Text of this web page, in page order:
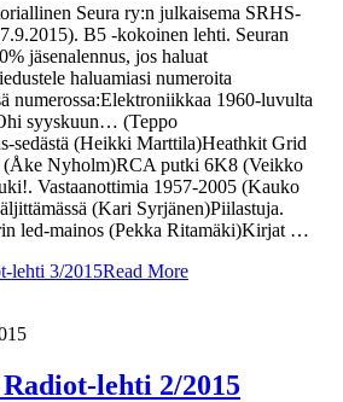
Seura ry:n julkaisema SRHS-
B5 -kokoinen lehti. Seuran
jäsenalennus, jos haluat
haluamiasi numeroita
numerossa:Elektroniikkaa 1960-luvulta
syyskuun… (Teppo
sedästä (Heikki Marttila)Heathkit Grid
Nyholm)RCA putki 6K8 (Veikko
Vastaanottimia 1957-2005 (Kauko
(Kari Syrjänen)Piilastuja.
led-mainos (Pekka Ritamäki)Kirjat …
lehti 3/2015Read More
lehti 2/2015